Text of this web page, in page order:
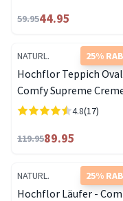
59.9544.95
25%
NATURL.
Hochflor Teppich
Comfy Supreme
4.8(17)
119.9589.95
25%
NATURL.
Hochflor Läufer -